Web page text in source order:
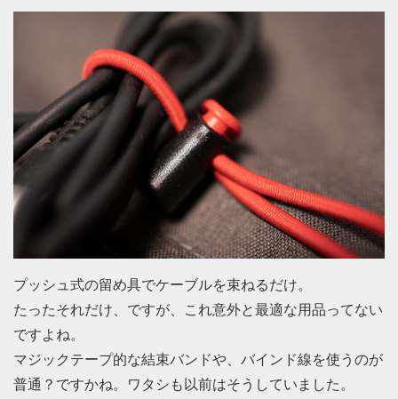
プッシュ式の留め具でケーブルを束ねるだけ。
たったそれだけ、ですが、これ意外と最適な用品ってない
ですよね。
マジックテープ的な結束バンドや、バインド線を使うのが
普通？ですかね。ワタシも以前はそうしていました。